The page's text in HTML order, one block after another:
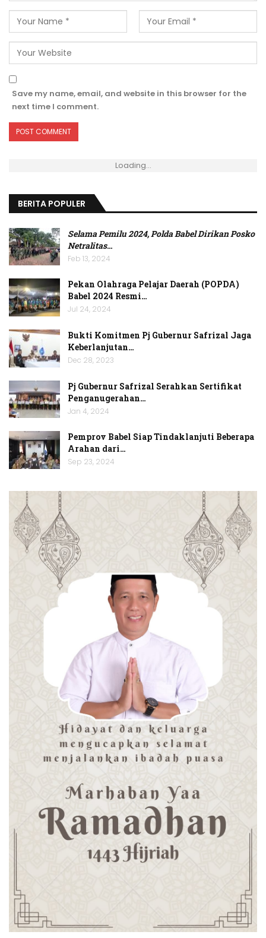
Save my name, email, and website in this browser for the
next time I comment.
Loading...
BERITA POPULER
Selama Pemilu 2024, Polda Babel Dirikan Posko
Netralitas…
Feb 13, 2024
Pekan Olahraga Pelajar Daerah (POPDA)
Babel 2024 Resmi…
Jul 24, 2024
Bukti Komitmen Pj Gubernur Safrizal Jaga
Keberlanjutan…
Dec 28, 2023
Pj Gubernur Safrizal Serahkan Sertifikat
Penganugerahan…
Jan 4, 2024
Pemprov Babel Siap Tindaklanjuti Beberapa
Arahan dari…
Sep 23, 2024